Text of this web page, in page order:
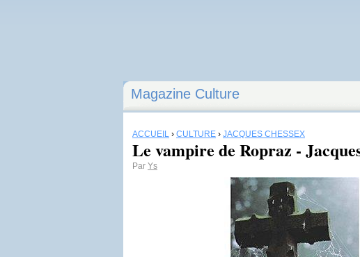
Magazine Culture
ACCUEIL › CULTURE › JACQUES CHESSEX
Le vampire de Ropraz -
Par Ys